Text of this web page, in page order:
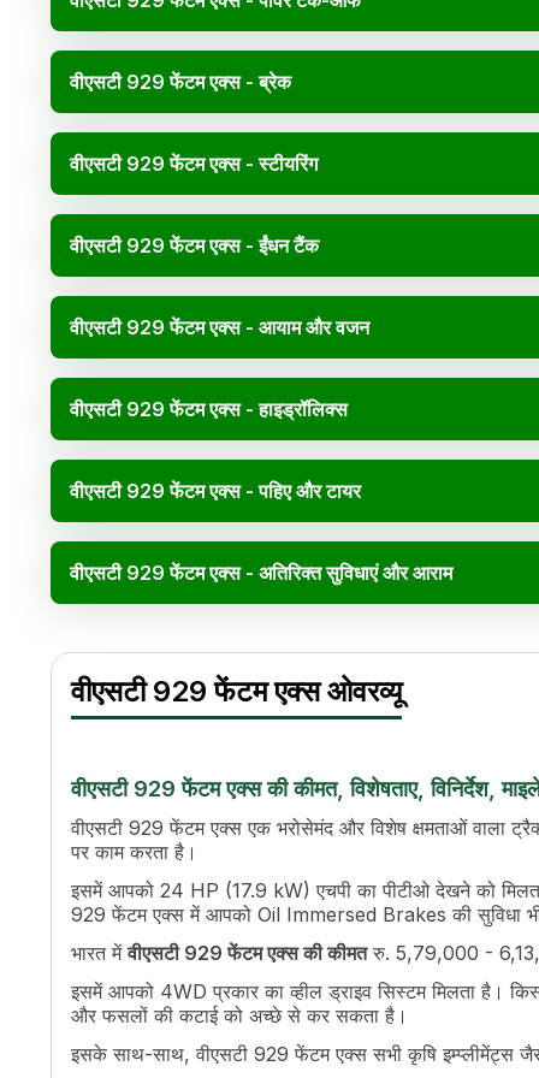
वीएसटी 929 फेंटम एक्स - ब्रेक
वीएसटी 929 फेंटम एक्स - स्टीयरिंग
वीएसटी 929 फेंटम एक्स - ईंधन टैंक
वीएसटी 929 फेंटम एक्स - आयाम और वजन
वीएसटी 929 फेंटम एक्स - हाइड्रॉलिक्स
वीएसटी 929 फेंटम एक्स - पहिए और टायर
वीएसटी 929 फेंटम एक्स - अतिरिक्त सुविधाएं और आराम
इंजन का नाम
Term III A, Naturally Aspirated 4
एचपी
27
सिलेंडर
4
इंजन रेटेड आरपीएम
2700
टॉर्क
8.87 kgm (87 nm)
ट्रांसमिशन नाम
Side shift
गियर की संख्या
8 F + 2 R
अधिकतम फॉरवर्ड स्पीड 24.87 kmph
क्लच
Single Dry Friction Plate
पीटीओ एचपी
24 HP (17.9 kW)
पीटीओ टाइप
Dual PTO
वीएसटी 929 फेंटम एक्स ओवरव्यू
वीएसटी 929 फेंटम एक्स की कीमत, विशेषताए, विनिर्देश,
वीएसटी 929 फेंटम एक्स एक भरोसेमंद और विशेष क्षमताओं वाला
पर काम करता है।
इसमें आपको 24 HP (17.9 kW) एचपी का पीटीओ देखने को
929 फेंटम एक्स में आपको Oil Immersed Brakes की सुविधा भी
भारत मेंवीएसटी 929 फेंटम एक्स की कीमतरु. 5,79,000 -
इसमें आपको 4WD प्रकार का व्हील ड्राइव सिस्टम मिलता है।
और फसलों की कटाई को अच्छे से कर सकता है।
इसके साथ-साथ, वीएसटी 929 फेंटम एक्स सभी कृषि इम्प्लीमेंट्स